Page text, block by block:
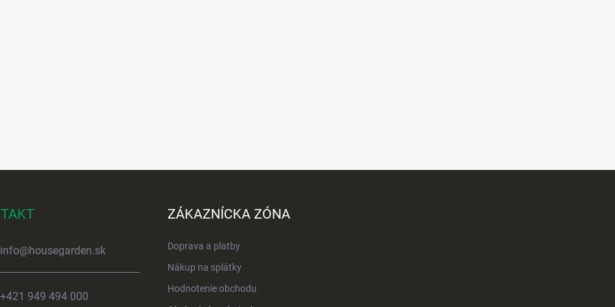
info@housegarden.sk
+421 949 494 000
ZÁKAZNÍCKA ZÓNA
Doprava a platby
Nákup na splátky
Hodnotenie obchodu